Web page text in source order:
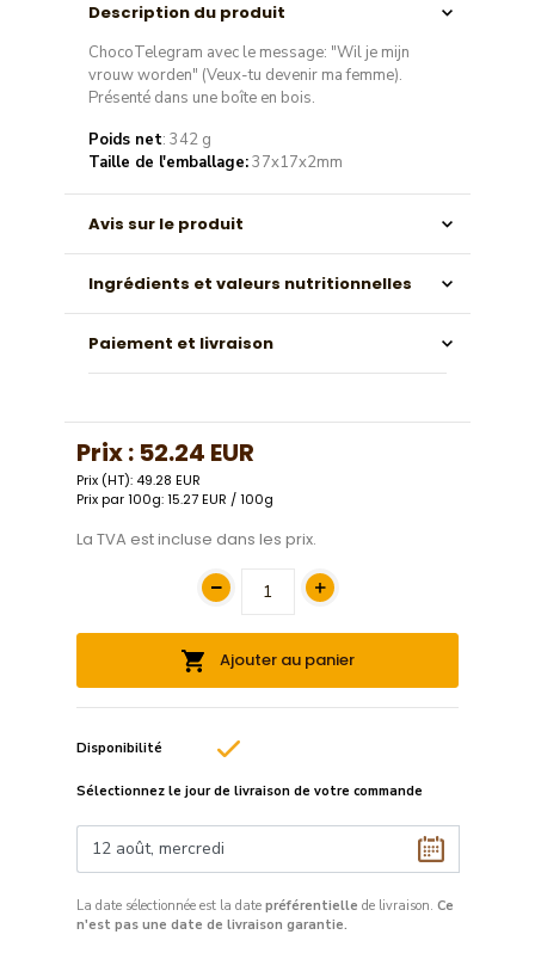
Description du produit
ChocoTelegram avec le message: "Wil je mijn
vrouw worden" (Veux-tu devenir ma femme).
Présenté dans une boîte en bois.
Poids net: 342 g
Taille de l'emballage:37x17x2mm
Avis sur le produit
Ingrédients et valeurs nutritionnelles
Paiement et livraison
Prix : 52.24 EUR
Prix (HT): 49.28 EUR
Prix par 100g: 15.27 EUR / 100g
La TVA est incluse dans les prix.
Ajouter au panier
Disponibilité
Sélectionnez le jour de livraison de votre commande
La date sélectionnée est la date préférentielle de livraison. Ce
n'est pas une date de livraison garantie.